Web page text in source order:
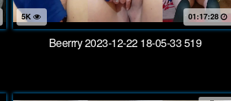
01:17:28
Beerrry 2023-12-22 18-05-33 519